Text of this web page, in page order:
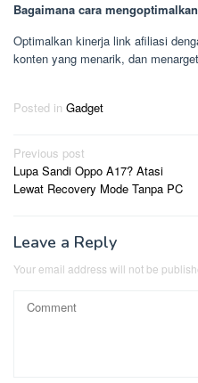
Bagaimana cara
Optimalkan kinerja link afiliasi
konten yang menarik, dan
Posted in Gadget
Post
navigation
Previous post
Lupa Sandi Oppo A17? Atasi
Lewat Recovery Mode Tanpa PC
Leave a Reply
Your email address will not be